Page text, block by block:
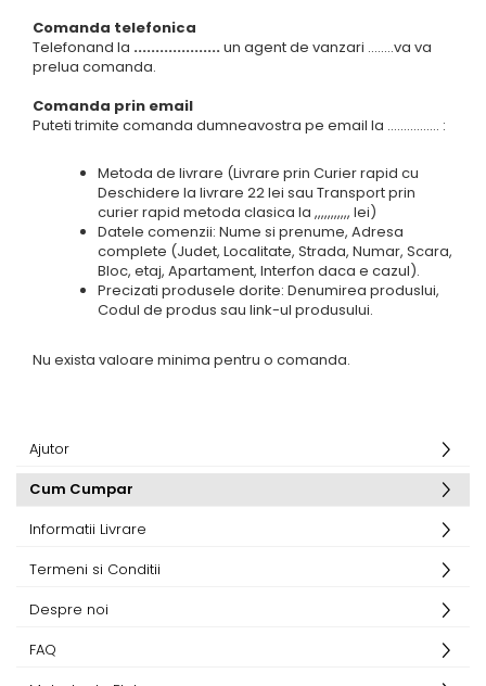
Comanda telefonica
Telefonand la ....................un agent de vanzari ........va va
prelua comanda.
Comanda prin email
Puteti trimite comanda dumneavostra pe email la ................ :
Metoda de livrare (Livrare prin Curier rapid cu
Deschidere la livrare 22 lei sau Transport prin
curier rapid metoda clasica la ,,,,,,,,,,, lei)
Datele comenzii: Nume si prenume, Adresa
complete (Judet, Localitate, Strada, Numar, Scara,
Bloc, etaj, Apartament, Interfon daca e cazul).
Precizati produsele dorite: Denumirea produslui,
Codul de produs sau link-ul produsului.
Nu exista valoare minima pentru o comanda.
Ajutor
Cum Cumpar
Informatii Livrare
Termeni si Conditii
Despre noi
FAQ